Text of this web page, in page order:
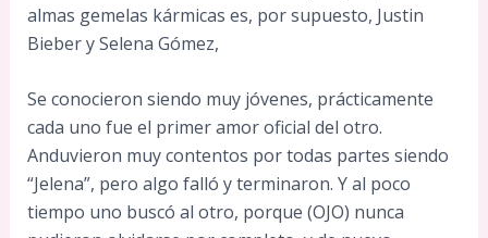
almas gemelas kármicas es, por supuesto, Justin
Bieber y Selena Gómez,
Se conocieron siendo muy jóvenes, prácticamente
cada uno fue el primer amor oficial del otro.
Anduvieron muy contentos por todas partes siendo
“Jelena”, pero algo falló y terminaron. Y al poco
tiempo uno buscó al otro, porque (OJO) nunca